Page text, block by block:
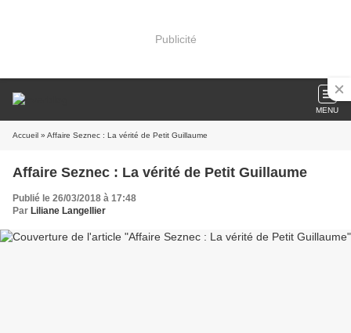
Publicité
MENU
Accueil » Affaire Seznec : La vérité de Petit Guillaume
Affaire Seznec : La vérité de Petit Guillaume
Publié le 26/03/2018 à 17:48
Par Liliane Langellier